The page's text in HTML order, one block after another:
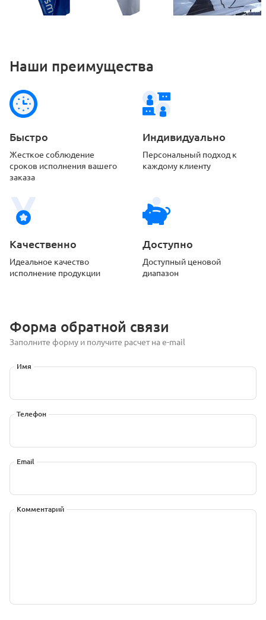
Наши преимущества
Быстро
Жесткое соблюдение
сроков исполнения вашего
заказа
Индивидуально
Персональный подход к
каждому клиенту
Качественно
Идеальное качество
исполнение продукции
Доступно
Доступный ценовой
диапазон
Форма обратной связи
Заполните форму и получите расчет на e-mail
Имя
Телефон
Email
Комментарий